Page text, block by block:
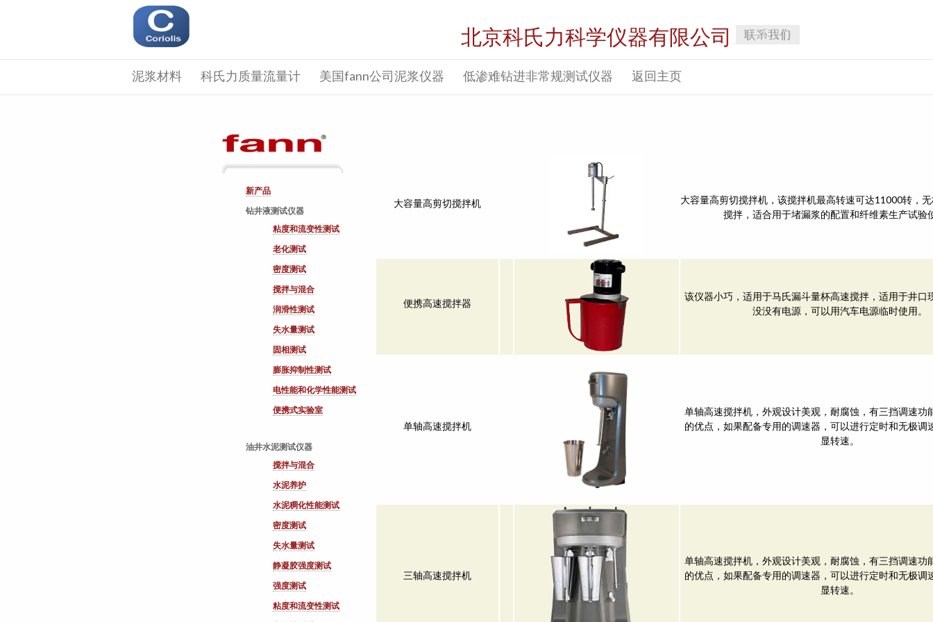
北京科氏力科学仪器有限公司
泥浆材料 科氏力质量流量计 美国fann公司泥浆仪器 低渗难钻进非常规测试仪器 返回主页
新产品
钻井液测试仪器
粘度和流变性测试
老化测试
密度测试
搅拌与混合
润滑性测试
失水量测试
固相测试
膨胀抑制性测试
电性能和化学性能测试
便携式实验室
油井水泥测试仪器
搅拌与混合
水泥养护
水泥稠化性能测试
密度测试
失水量测试
静凝胶强度测试
强度测试
粘度和流变性测试
大容量高剪切搅拌机
大容量高剪切搅拌机，该搅拌机最高转速可达11000转，
搅拌，适合用于堵漏浆的配置和纤维素生产试验
便携高速搅拌器
该仪器小巧，适用于马氏漏斗量杯高速搅拌，适用于井口
没没有电源，可以用汽车电源临时使用。
单轴高速搅拌机
单轴高速搅拌机，外观设计美观，耐腐蚀，有三挡调速功
的优点，如果配备专用的调速器，可以进行定时和无极调
显转速。
三轴高速搅拌机
单轴高速搅拌机，外观设计美观，耐腐蚀，有三挡调速功
的优点，如果配备专用的调速器，可以进行定时和无极调
显转速。